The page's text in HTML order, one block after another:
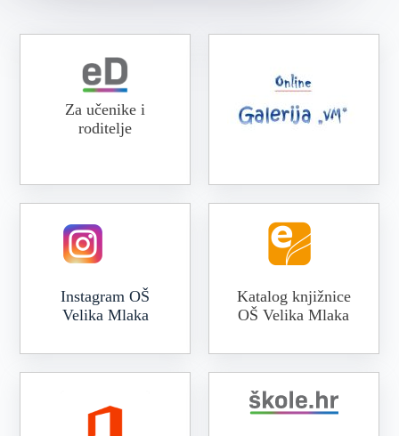
Za učenike i
roditelje
Instagram OŠ
Velika Mlaka
Katalog knjižnice
OŠ Velika Mlaka